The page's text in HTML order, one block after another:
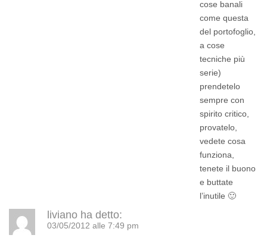
cose banali
come questa
del portofoglio,
a cose
tecniche più
serie)
prendetelo
sempre con
spirito critico,
provatelo,
vedete cosa
funziona,
tenete il buono
e buttate
l’inutile 🙂
liviano ha detto:
03/05/2012 alle 7:49 pm